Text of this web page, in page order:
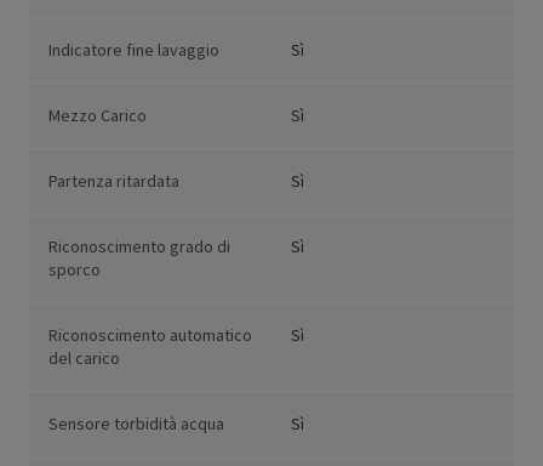
Indicatore fine lavaggio Sì
Mezzo Carico Sì
Partenza ritardata Sì
Riconoscimento grado di
sporco
Sì
Riconoscimento automatico
del carico
Sì
Sensore torbidità acqua Sì